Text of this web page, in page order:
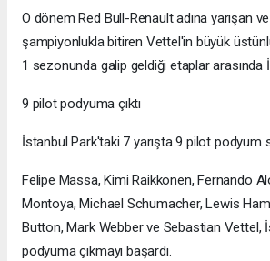
O dönem Red Bull-Renault adına yarışan ve
şampiyonlukla bitiren Vettel'in büyük
1 sezonunda galip geldiği etaplar arasında
9 pilot podyuma çıktı
İstanbul Park'taki 7 yarışta 9 pilot podyum
Felipe Massa, Kimi Raikkonen, Fernando
Montoya, Michael Schumacher, Lewis
Button, Mark Webber ve Sebastian Vettel,
podyuma çıkmayı başardı.